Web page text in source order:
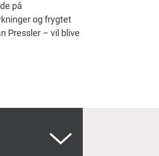
på
og frygtet
Pressler – vil blive